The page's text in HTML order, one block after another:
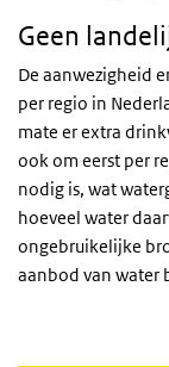
Geen
De aanwezigheid
per regio in
mate er extra
ook om eerst per
nodig is, wat
hoeveel water
ongebruikelijke
aanbod van water